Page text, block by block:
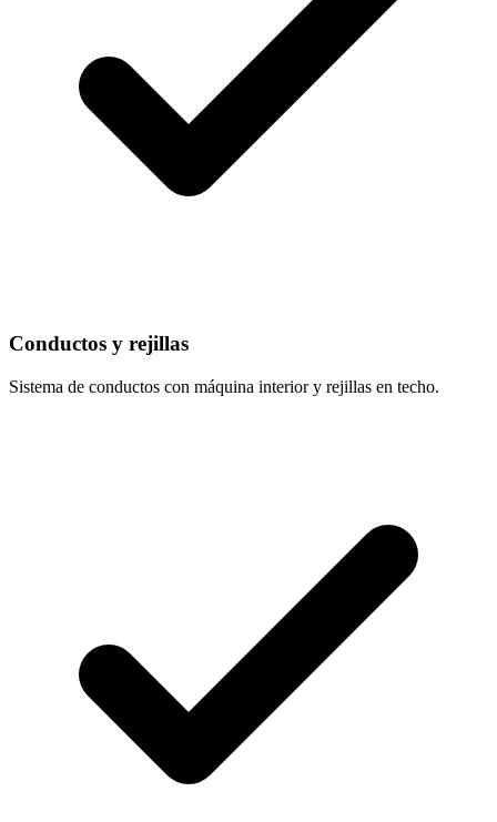
Conductos y rejillas
Sistema de conductos con máquina interior y rejillas en techo.